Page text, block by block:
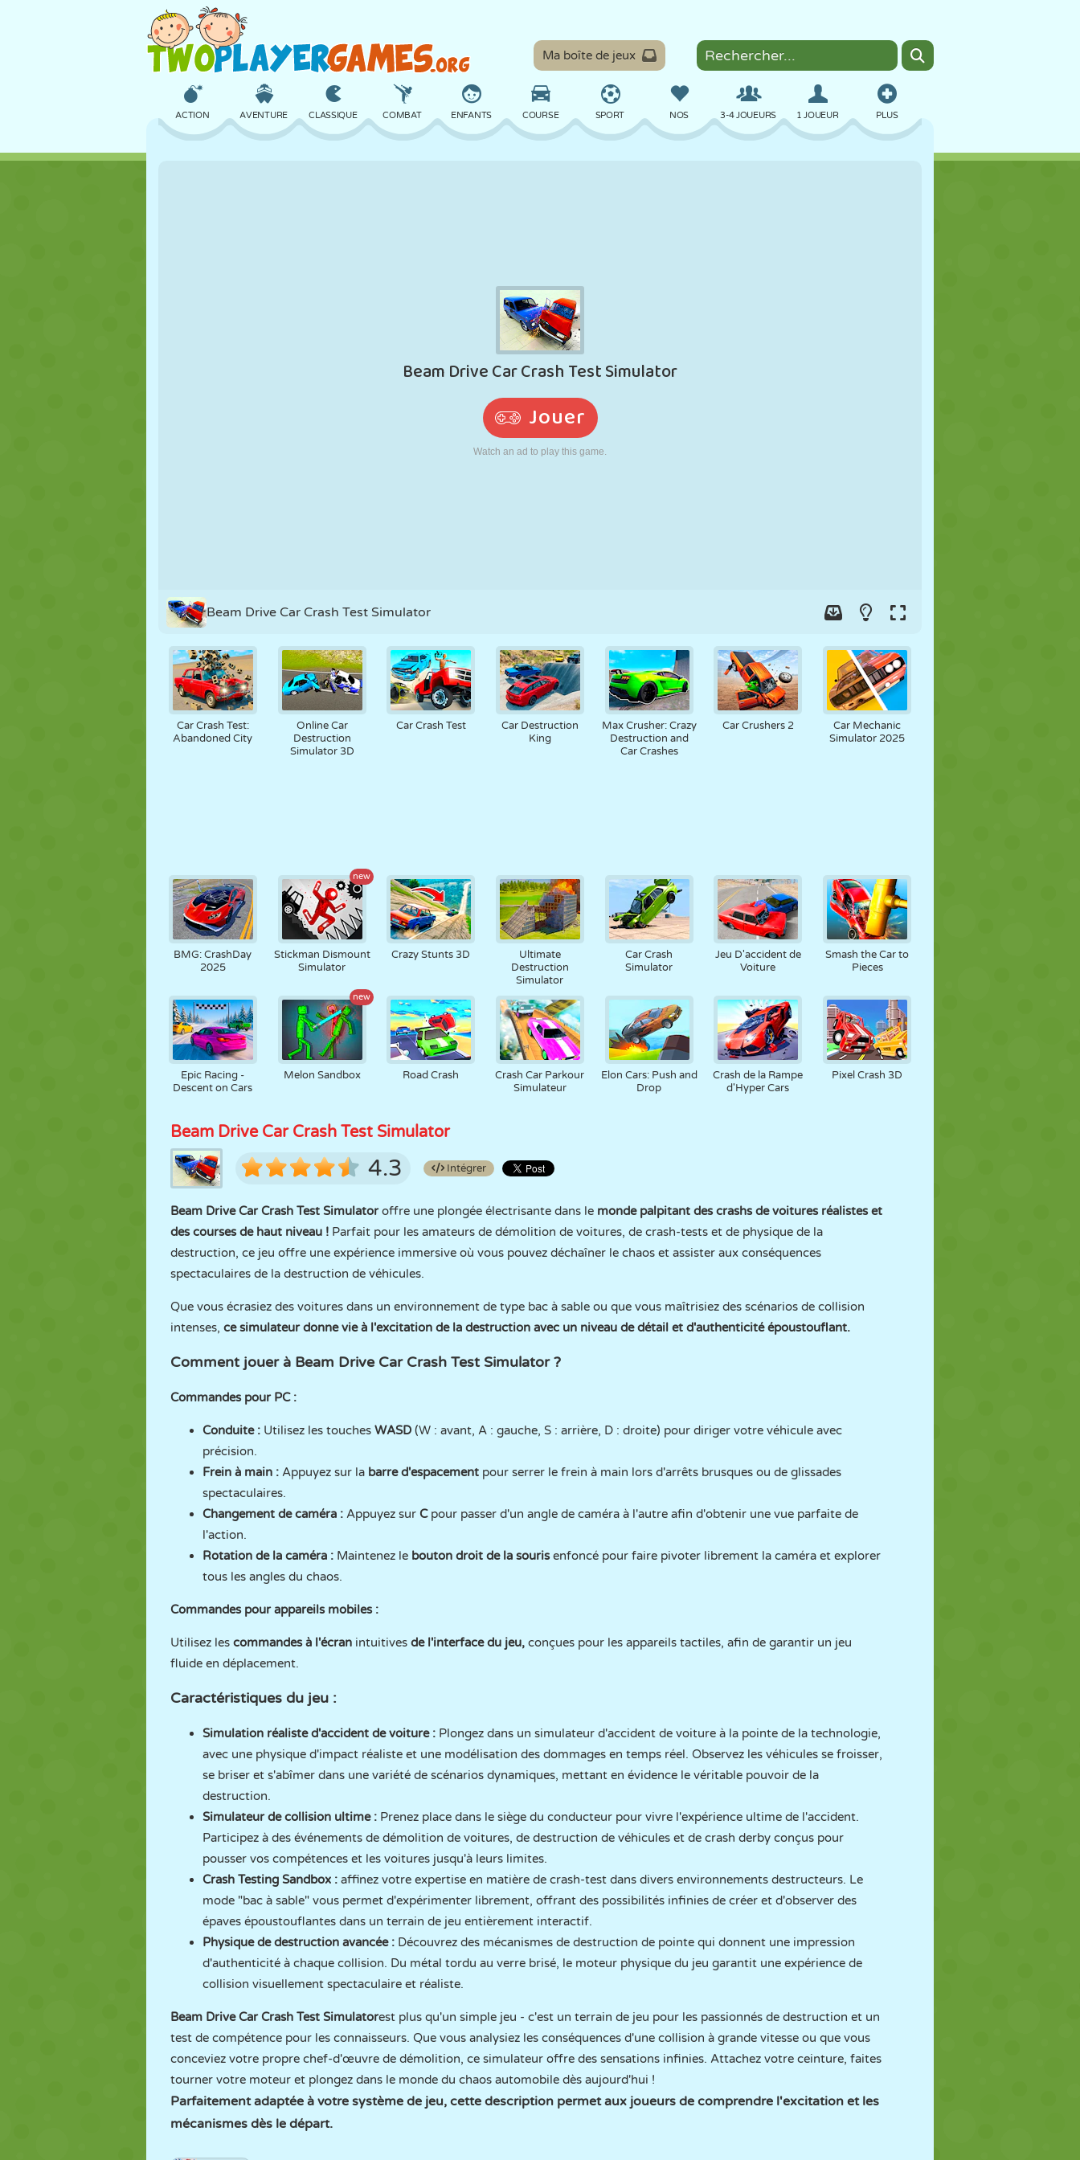
Ma boîte de jeux
PLUS
ACTION AVENTURE CLASSIQUE COMBAT ENFANTS COURSE SPORT NOS 3-4 JOUEURS 1 JOUEUR
MONSTRE
RÉTRO ROBOT POURSUITE ÉCOLE TIR
Beam Drive Car Crash Test Simulator
Car Crash Test:
Abandoned City
Online Car
Destruction
Simulator 3D
Car Crash Test
Car Destruction
King
Max Crusher: Crazy
Destruction and
Car Crashes
Car Crushers 2
Car Mechanic
Simulator 2025
BMG: CrashDay
2025
new
Stickman Dismount
Simulator
Crazy Stunts 3D
Ultimate
Destruction
Simulator
Car Crash
Simulator
Jeu D'accident de
Voiture
Smash the Car to
Pieces
Epic Racing -
Descent on Cars
new
Melon Sandbox Road Crash
Crash Car Parkour
Simulateur
Elon Cars: Push and
Drop
Crash de la Rampe
d'Hyper Cars
Pixel Crash 3D
Beam Drive Car Crash Test Simulator
4.3 Intégrer
Beam Drive Car Crash Test Simulatoroffre une plongée électrisante dans le monde palpitant des crashs de voitures réalistes et
des courses de haut niveau ! Parfait pour les amateurs de démolition de voitures, de crash-tests et de physique de la
destruction, ce jeu offre une expérience immersive où vous pouvez déchaîner le chaos et assister aux conséquences
spectaculaires de la destruction de véhicules.
Que vous écrasiez des voitures dans un environnement de type bac à sable ou que vous maîtrisiez des scénarios de collision
intenses, ce simulateur donne vie à l'excitation de la destruction avec un niveau de détail et d'authenticité époustouflant.
Comment jouer à Beam Drive Car Crash Test Simulator ?
Commandes pour PC :
Conduite : Utilisez les touches WASD (W : avant, A : gauche, S : arrière, D : droite) pour diriger votre véhicule avec
précision.
Frein à main : Appuyez sur la barre d'espacement pour serrer le frein à main lors d'arrêts brusques ou de glissades
spectaculaires.
Changement de caméra : Appuyez sur Cpour passer d'un angle de caméra à l'autre afin d'obtenir une vue parfaite de
l'action.
Rotation de la caméra : Maintenez le bouton droit de la sourisenfoncé pour faire pivoter librement la caméra et explorer
tous les angles du chaos.
Commandes pour appareils mobiles :
Utilisez les commandes à l'écran intuitives de l'interface du jeu, conçues pour les appareils tactiles, afin de garantir un jeu
fluide en déplacement.
Caractéristiques du jeu :
Simulation réaliste d'accident de voiture : Plongez dans un simulateur d'accident de voiture à la pointe de la technologie,
avec une physique d'impact réaliste et une modélisation des dommages en temps réel. Observez les véhicules se froisser,
se briser et s'abîmer dans une variété de scénarios dynamiques, mettant en évidence le véritable pouvoir de la
destruction.
Simulateur de collision ultime : Prenez place dans le siège du conducteur pour vivre l'expérience ultime de l'accident.
Participez à des événements de démolition de voitures, de destruction de véhicules et de crash derby conçus pour
pousser vos compétences et les voitures jusqu'à leurs limites.
Crash Testing Sandbox : affinez votre expertise en matière de crash-test dans divers environnements destructeurs. Le
mode "bac à sable" vous permet d'expérimenter librement, offrant des possibilités infinies de créer et d'observer des
épaves époustouflantes dans un terrain de jeu entièrement interactif.
Physique de destruction avancée : Découvrez des mécanismes de destruction de pointe qui donnent une impression
d'authenticité à chaque collision. Du métal tordu au verre brisé, le moteur physique du jeu garantit une expérience de
collision visuellement spectaculaire et réaliste.
Beam Drive Car Crash Test Simulatorest plus qu'un simple jeu - c'est un terrain de jeu pour les passionnés de destruction et un
test de compétence pour les connaisseurs. Que vous analysiez les conséquences d'une collision à grande vitesse ou que vous
conceviez votre propre chef-d'œuvre de démolition, ce simulateur offre des sensations infinies. Attachez votre ceinture, faites
tourner votre moteur et plongez dans le monde du chaos automobile dès aujourd'hui !
Parfaitement adaptée à votre système de jeu, cette description permet aux joueurs de comprendre l'excitation et les
mécanismes dès le départ.